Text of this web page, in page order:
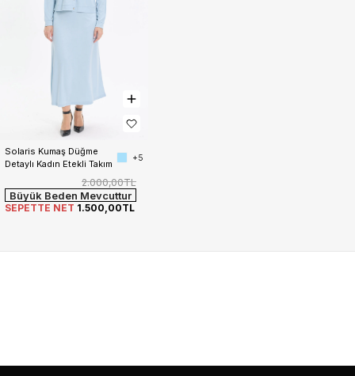
Solaris Kumaş Düğme
Detaylı Kadın Etekli Takım
+5
2.000,00TL
Büyük Beden Mevcuttur
SEPETTE NET 1.500,00TL